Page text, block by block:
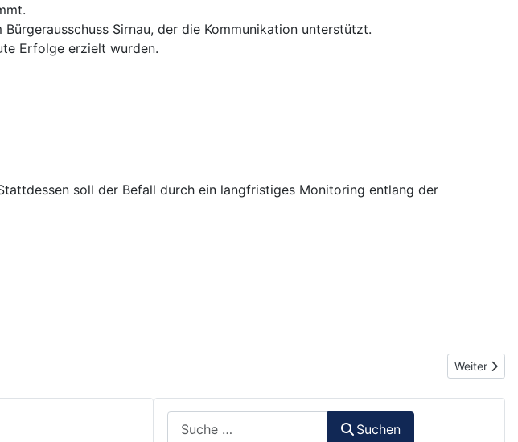
Sirnau, der die Kommunikation unterstützt.
Erfolge erzielt wurden.
soll der Befall durch ein langfristiges Monitoring entlang der
Nächster
Weiter
Suchen